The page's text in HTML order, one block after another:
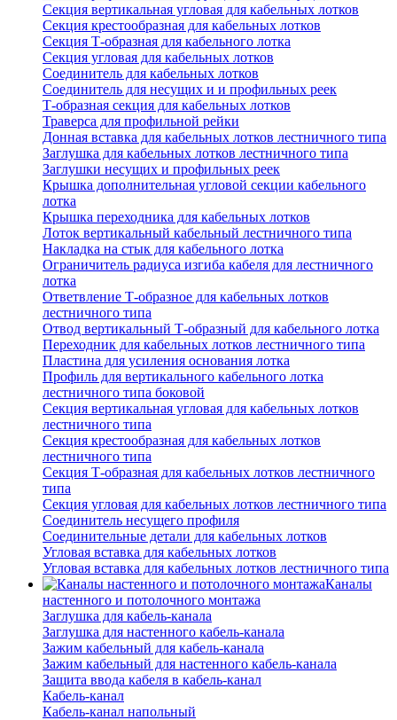
Секция вертикальная угловая для кабельных лотков
Секция крестообразная для кабельных лотков
Секция Т-образная для кабельного лотка
Секция угловая для кабельных лотков
Соединитель для кабельных лотков
Соединитель для несущих и и профильных реек
Т-образная секция для кабельных лотков
Траверса для профильной рейки
Донная вставка для кабельных лотков лестничного типа
Заглушка для кабельных лотков лестничного типа
Заглушки несущих и профильных реек
Крышка дополнительная угловой секции кабельного
лотка
Крышка переходника для кабельных лотков
Лоток вертикальный кабельный лестничного типа
Накладка на стык для кабельного лотка
Ограничитель радиуса изгиба кабеля для лестничного
лотка
Ответвление Т-образное для кабельных лотков
лестничного типа
Отвод вертикальный Т-образный для кабельного лотка
Переходник для кабельных лотков лестничного типа
Пластина для усиления основания лотка
Профиль для вертикального кабельного лотка
лестничного типа боковой
Секция вертикальная угловая для кабельных лотков
лестничного типа
Секция крестообразная для кабельных лотков
лестничного типа
Секция Т-образная для кабельных лотков лестничного
типа
Секция угловая для кабельных лотков лестничного типа
Соединитель несущего профиля
Соединительные детали для кабельных лотков
Угловая вставка для кабельных лотков
Угловая вставка для кабельных лотков лестничного типа
Каналы
настенного и потолочного монтажа
Заглушка для кабель-канала
Заглушка для настенного кабель-канала
Зажим кабельный для кабель-канала
Зажим кабельный для настенного кабель-канала
Защита ввода кабеля в кабель-канал
Кабель-канал
Кабель-канал напольный